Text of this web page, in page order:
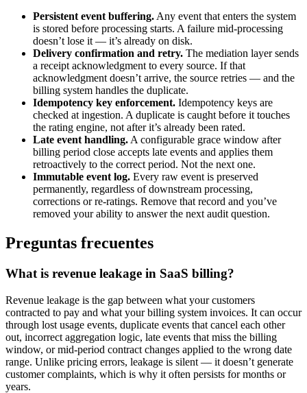
Persistent event buffering. Any event that enters the system
is stored before processing starts. A failure mid-processing
doesn’t lose it — it’s already on disk.
Delivery confirmation and retry. The mediation layer sends
a receipt acknowledgment to every source. If that
acknowledgment doesn’t arrive, the source retries — and the
billing system handles the duplicate.
Idempotency key enforcement. Idempotency keys are
checked at ingestion. A duplicate is caught before it touches
the rating engine, not after it’s already been rated.
Late event handling. A configurable grace window after
billing period close accepts late events and applies them
retroactively to the correct period. Not the next one.
Immutable event log. Every raw event is preserved
permanently, regardless of downstream processing,
corrections or re-ratings. Remove that record and you’ve
removed your ability to answer the next audit question.
Preguntas frecuentes
What is revenue leakage in SaaS billing?
Revenue leakage is the gap between what your customers
contracted to pay and what your billing system invoices. It can occur
through lost usage events, duplicate events that cancel each other
out, incorrect aggregation logic, late events that miss the billing
window, or mid-period contract changes applied to the wrong date
range. Unlike pricing errors, leakage is silent — it doesn’t generate
customer complaints, which is why it often persists for months or
years.